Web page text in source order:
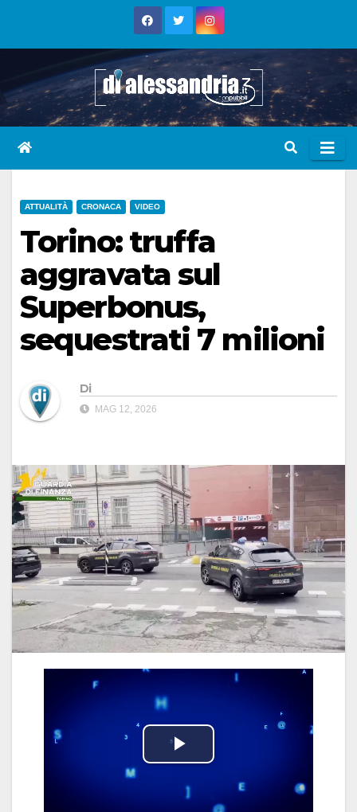
ATTUALITÀ CRONACA VIDEO
Torino: truffa
aggravata sul
Superbonus,
sequestrati 7 milioni
Di
MAG 12, 2026
P
l